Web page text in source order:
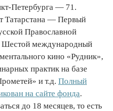
Петербурга — 71.
Татарстана — Первый
Православной
Шестой международный
кино «Рудник»,
практик на базе
и т.д. Полный
на сайте фонда.
до 18 месяцев, то есть